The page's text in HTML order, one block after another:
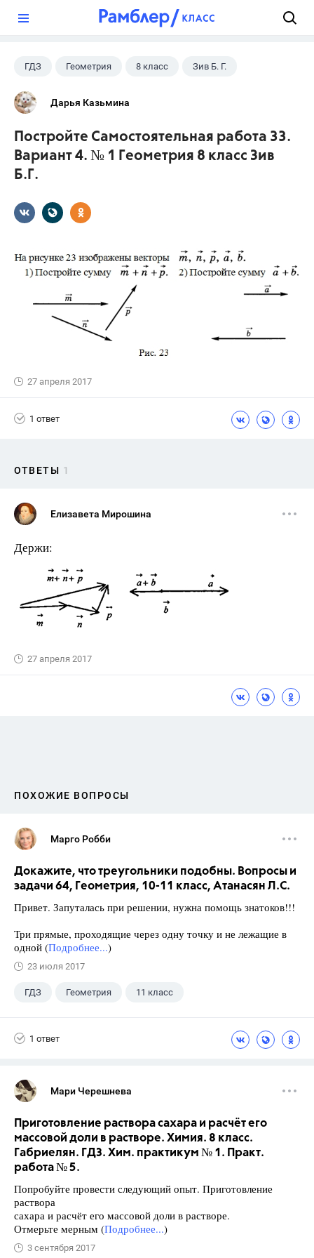
ГДЗ Геометрия 8 класс Зив Б. Г.
Дарья Казьмина
Постройте Самостоятельная работа 33.
Вариант 4. № 1 Геометрия 8 класс Зив
Б.Г.
27 апреля 2017
1 ответ
ОТВЕТЫ 1
Елизавета Мирошина
Держи:
27 апреля 2017
ПОХОЖИЕ ВОПРОСЫ
Марго Робби
Докажите, что треугольники подобны. Вопросы и
задачи 64, Геометрия, 10-11 класс, Атанасян Л.С.
Привет. Запуталась при решении, нужна помощь знатоков!!!
Три прямые, проходящие через одну точку и не лежащие в
одной (Подробнее...)
23 июля 2017
ГДЗ Геометрия 11 класс
1 ответ
Мари Черешнева
Приготовление раствора сахара и расчёт его
массовой доли в растворе. Химия. 8 класс.
Габриелян. ГДЗ. Хим. практикум № 1. Практ.
работа № 5.
Попробуйте провести следующий опыт. Приготовление
раствора
сахара и расчёт его массовой доли в растворе.
Отмерьте мерным (Подробнее...)
3 сентября 2017